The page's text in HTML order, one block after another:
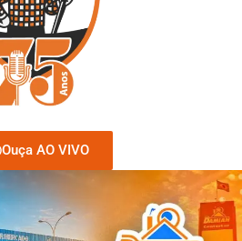
Ouça AO VIVO